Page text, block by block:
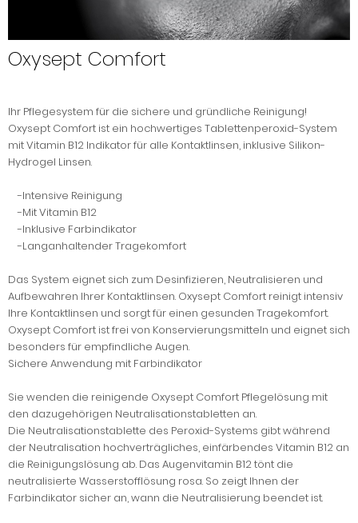
Oxysept Comfort
Ihr Pflegesystem für die sichere und gründliche Reinigung!
Oxysept Comfort ist ein hochwertiges Tablettenperoxid-System
mit Vitamin B12 Indikator für alle Kontaktlinsen, inklusive Silikon-
Hydrogel Linsen.
-Intensive Reinigung
-Mit Vitamin B12
-Inklusive Farbindikator
-Langanhaltender Tragekomfort
Das System eignet sich zum Desinfizieren, Neutralisieren und
Aufbewahren Ihrer Kontaktlinsen. Oxysept Comfort reinigt intensiv
Ihre Kontaktlinsen und sorgt für einen gesunden Tragekomfort.
Oxysept Comfort ist frei von Konservierungsmitteln und eignet sich
besonders für empfindliche Augen.
Sichere Anwendung mit Farbindikator
Sie wenden die reinigende Oxysept Comfort Pflegelösung mit
den dazugehörigen Neutralisationstabletten an.
Die Neutralisationstablette des Peroxid-Systems gibt während
der Neutralisation hochverträgliches, einfärbendes Vitamin B12 an
die Reinigungslösung ab. Das Augenvitamin B12 tönt die
neutralisierte Wasserstofflösung rosa. So zeigt Ihnen der
Farbindikator sicher an, wann die Neutralisierung beendet ist.